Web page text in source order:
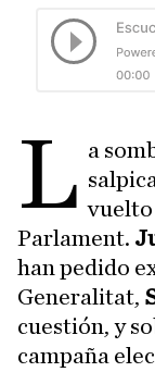
L a
vuelto
Parlament.
han pedido
Generalitat,
cuestión, y
campaña